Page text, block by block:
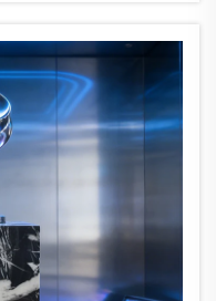
Büroartikel oder